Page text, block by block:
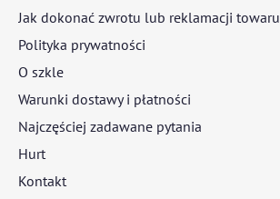
Jak dokonać zwrotu lub reklamacji towaru
Polityka prywatności
O szkle
Warunki dostawy i płatności
Najczęściej zadawane pytania
Hurt
Kontakt